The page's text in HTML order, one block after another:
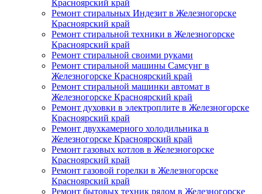
Красноярский край
Ремонт стиральных Индезит в Железногорске
Красноярский край
Ремонт стиральной техники в Железногорске
Красноярский край
Ремонт стиральной своими руками
Ремонт стиральной машины Самсунг в
Железногорске Красноярский край
Ремонт стиральной машинки автомат в
Железногорске Красноярский край
Ремонт духовки в электроплите в Железногорске
Красноярский край
Ремонт двухкамерного холодильника в
Железногорске Красноярский край
Ремонт газовых котлов в Железногорске
Красноярский край
Ремонт газовой горелки в Железногорске
Красноярский край
Ремонт бытовых техник рядом в Железногорске